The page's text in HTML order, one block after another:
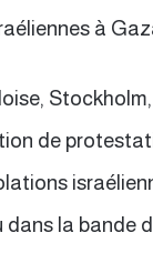
à
de
dans la bande